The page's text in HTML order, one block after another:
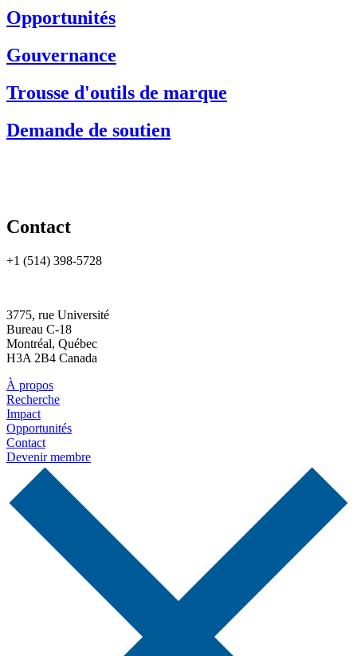
Opportunités
Gouvernance
Trousse d'outils de marque
Demande de soutien
Contact
+1 (514) 398-5728
3775, rue Université
Bureau C-18
Montréal, Québec
H3A 2B4 Canada
À propos
Recherche
Impact
Opportunités
Contact
Devenir membre